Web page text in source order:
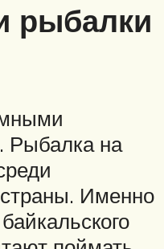
рыбалки
Рыбалка на
Именно